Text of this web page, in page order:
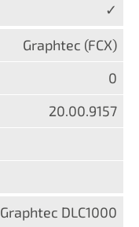
✓
Graphtec (FCX)
0
20.00.9157
Graphtec DLC1000